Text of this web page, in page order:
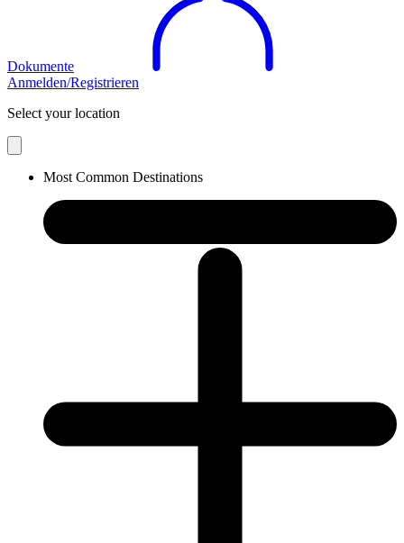
Dokumente
Anmelden/Registrieren
Select your location
Most Common Destinations